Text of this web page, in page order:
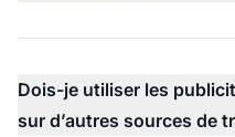
Dois-je utiliser les
sur d’autres sources de